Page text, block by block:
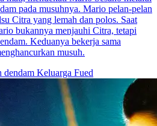
pada musuhnya. Mario pelan-pelan
Citra yang lemah dan polos. Saat
bukannya menjauhi Citra, tetapi
Keduanya bekerja sama
musuh.
dendam Keluarga Fued